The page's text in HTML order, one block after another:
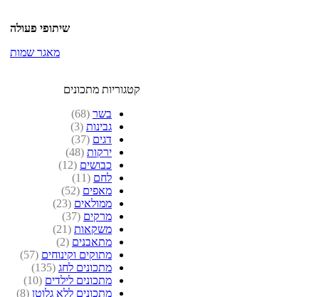
שיתופי פעולה
מאגר שמות
קטגוריות מתכונים
בשר (68)
גבינות (3)
דגים (37)
ירקות (48)
כבושים (12)
לחם (11)
מאפים (52)
ממולאים (23)
מרקים (37)
משקאות (21)
מתאבנים (2)
מתוקים וקינוחים (57)
מתכונים לחג (135)
מתכונים לילדים (10)
מתכונים ללא גלוטן (8)